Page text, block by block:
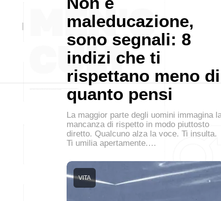
maleducazione,
sono segnali: 8
indizi che ti
rispettano meno di
quanto pensi
La maggior parte degli uomini immagina
mancanza di rispetto in modo piuttosto
diretto. Qualcuno alza la voce. Ti insulta.
Ti umilia apertamente.…
VITA